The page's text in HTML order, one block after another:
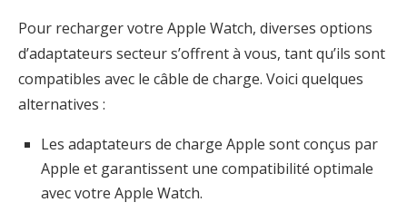
Pour recharger votre Apple Watch, diverses options
d’adaptateurs secteur s’offrent à vous, tant qu’ils sont
compatibles avec le câble de charge. Voici quelques
alternatives :
Les adaptateurs de charge Apple sont conçus par
Apple et garantissent une compatibilité optimale
avec votre Apple Watch.